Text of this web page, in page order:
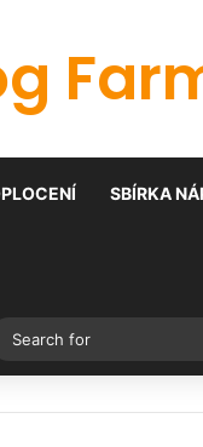
SBÍRKA
skin